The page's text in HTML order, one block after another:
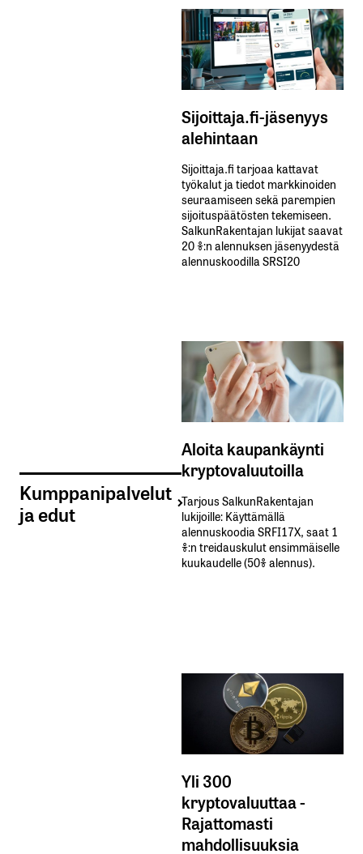
Kumppanipalvelut
ja edut
Sijoittaja.fi-jäsenyys
alehintaan
Sijoittaja.fi tarjoaa kattavat
työkalut ja tiedot markkinoiden
seuraamiseen sekä parempien
sijoituspäätösten tekemiseen.
SalkunRakentajan lukijat saavat
20 %:n alennuksen jäsenyydestä
alennuskoodilla SRSI20
Aloita kaupankäynti
kryptovaluutoilla
Tarjous SalkunRakentajan
lukijoille: Käyttämällä​ ​
alennuskoodia​ ​SRFI17X,​ ​saat​ ​1
%:n treidauskulut​ ​ensimmäiselle​ ​
kuukaudelle​ ​(50%​ ​alennus).
Yli 300
kryptovaluuttaa -
Rajattomasti
mahdollisuuksia